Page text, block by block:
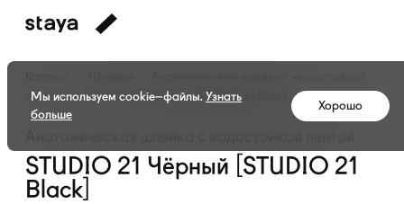
лентой
STUDIO 21 Чёрный [STUDIO 21 Black]
STUDIO 21 Чёрный [STUDIO 21
Black]
Мы используем cookie–файлы. Узнать
больше
Хорошо